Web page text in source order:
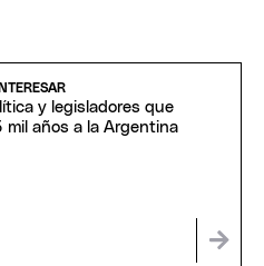
y legisladores que
mil años a la Argentina